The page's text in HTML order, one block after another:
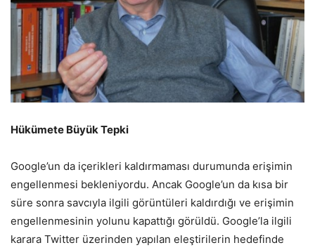
Hükümete Büyük Tepki
Google’un da içerikleri kaldırmaması durumunda erişimin
engellenmesi bekleniyordu. Ancak Google’un da kısa bir
süre sonra savcıyla ilgili görüntüleri kaldırdığı ve erişimin
engellenmesinin yolunu kapattığı görüldü. Google’la ilgili
karara Twitter üzerinden yapılan eleştirilerin hedefinde